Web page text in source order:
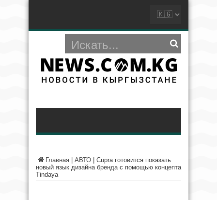
Главная АВТО
Cupra готовится показать
новый язык дизайна бренда с помощью концепта
Tindaya